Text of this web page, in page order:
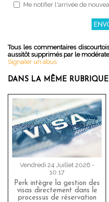
Me notifier l'arrivée de
Tous les commentaires
aussitôt supprimés par le
Signaler un abus
DANS LA MÊME
Vendredi 24 Juillet 2026 -
10:17
Perk intègre la gestion des
visas directement dans le
processus de réservation